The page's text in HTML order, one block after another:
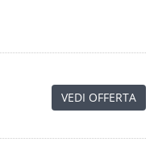
VEDI OFFERTA